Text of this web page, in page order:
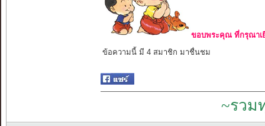
ขอบพระคุณ ที่กรุณาเ
ข้อความนี้ มี 4 สมาชิก มาชื่นชม
~รวม